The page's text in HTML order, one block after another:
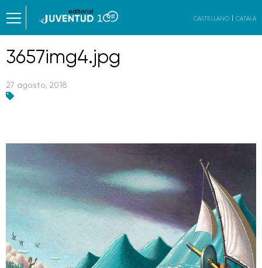
CASTELLANO CATALÀ
3657img4.jpg
27 agosto, 2018